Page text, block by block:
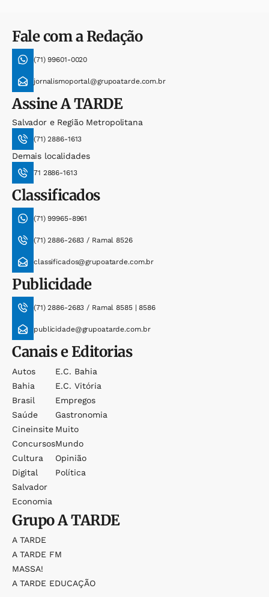
Fale com a Redação
(71) 99601-0020
jornalismoportal@grupoatarde.com.br
AssineA TARDE
Salvador e Região Metropolitana
(71) 2886-1613
Demais localidades
71 2886-1613
Classificados
(71) 99965-8961
(71) 2886-2683 / Ramal 8526
classificados@grupoatarde.com.br
Publicidade
(71) 2886-2683 / Ramal 8585 | 8586
publicidade@grupoatarde.com.br
Canais e Editorias
Autos
Bahia
Brasil
Saúde
Cineinsite
Concursos
Cultura
Digital
Salvador
Economia
E.c. Bahia
E.c. Vitória
Empregos
Gastronomia
Muito
Mundo
Opinião
Política
GrupoA TARDE
A TARDE
A TARDE FM
MASSA!
A TARDE EDUCAÇÃO